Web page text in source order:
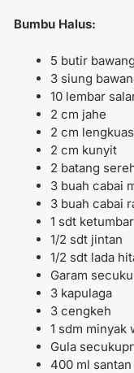
Bumbu Halus:
5 butir
3 siung
10 lembar
2 cm jahe
2 cm lengkuas
2 cm kunyit
2 batang
3 buah cabai
3 buah cabai
1 sdt ketumbar
1/2 sdt jintan
1/2 sdt lada
Garam
3 kapulaga
3 cengkeh
1 sdm minyak
Gula
400 ml